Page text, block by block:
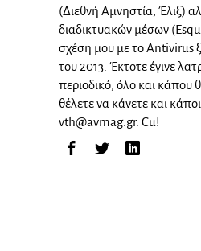
(Διεθνή Αμνηστία, Έλιξ)
διαδικτυακών μέσων
σχέση μου με το Antivirus
του 2013. Έκτοτε έγινε
περιοδικό, όλο και κάπου
θέλετε να κάνετε και
vth@avmag.gr. Cu!